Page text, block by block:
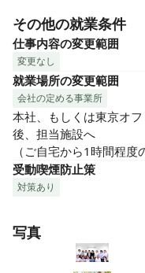
その他の就業条件
仕事内容の変更範囲
変更なし
就業場所の変更範囲
会社の定める事業所
本社、もしくは東京オ
後、担当施設へ
（ご自宅から1時間程度
受動喫煙防止策
対策あり
写真